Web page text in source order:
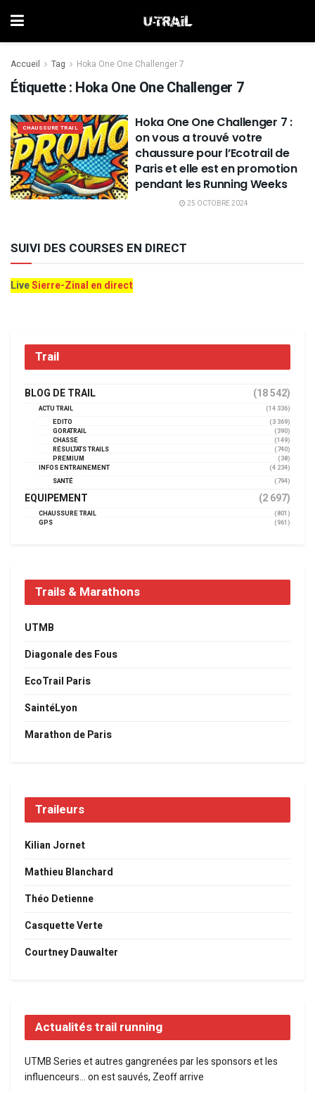
Accueil Tag Hoka One One Challenger 7
Étiquette : Hoka One One Challenger 7
CHAUSSURE TRAIL
Hoka One One Challenger 7 :
on vous a trouvé votre
chaussure pour l’Ecotrail de
Paris et elle est en promotion
pendant les Running Weeks
25 OCTOBRE 2024
SUIVI DES COURSES EN DIRECT
LiveSierre-Zinal en direct
Trail
BLOG DE TRAIL (18 542)
ACTU TRAIL
(14 336)
EDITO
(3 369)
GORATRAIL
(390)
CHASSE
(149)
RÉSULTATS TRAILS
(740)
PREMIUM
(38)
INFOS ENTRAINEMENT
(4 234)
SANTÉ
(794)
EQUIPEMENT (2 697)
CHAUSSURE TRAIL
(801)
GPS
(961)
Trails & Marathons
UTMB
Diagonale des Fous
EcoTrail Paris
SaintéLyon
Marathon de Paris
Traileurs
Kilian Jornet
Mathieu Blanchard
Théo Detienne
Casquette Verte
Courtney Dauwalter
Actualités trail running
UTMB Series et autres gangrenées par les sponsors et les
influenceurs… on est sauvés, Zeoff arrive